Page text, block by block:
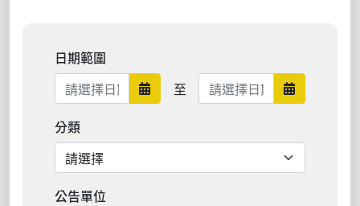
日期範圍
日期範圍開始
至 日期範圍結束 日期範圍
分類
公告單位